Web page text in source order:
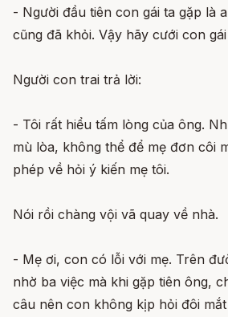
- Người đầu tiên con gái ta gặp là
cũng đã khỏi. Vậy hãy cưới con
Người con trai trả lời:
- Tôi rất hiểu tấm lòng của ông.
mù lòa, không thể để mẹ đơn côi
phép về hỏi ý kiến mẹ tôi.
Nói rồi chàng vội vã quay về nhà.
- Mẹ ơi, con có lỗi với mẹ. Trên
nhờ ba việc mà khi gặp tiên ông,
câu nên con không kịp hỏi đôi